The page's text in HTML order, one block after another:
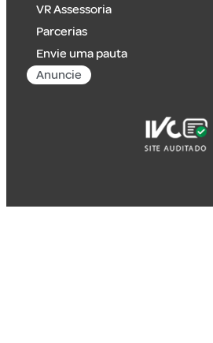
VR Assessoria
Parcerias
Envie uma pauta
Anuncie